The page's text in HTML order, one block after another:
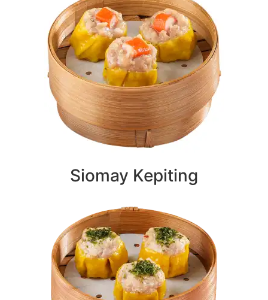
Siomay Kepiting